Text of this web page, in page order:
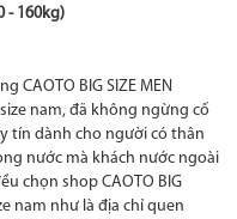
- 160kg)
CAOTO BIG SIZE MEN
nam, đã không ngừng cố
tín dành cho người có thân
nước mà khách nước ngoài
chọn shop CAOTO BIG
nam như là địa chỉ quen